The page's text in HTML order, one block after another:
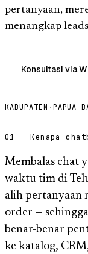
pertanyaan,
menangkap
Konsultasi via
KABUPATEN ·PAPUA
01 — Kenapa
Membalas chat
waktu tim di
alih pertanyaan
order —
benar-benar
ke katalog,